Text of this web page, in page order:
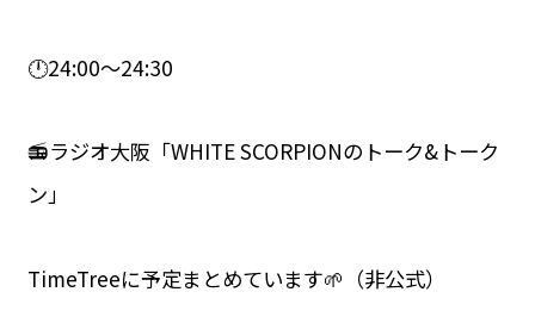
🕛24:00〜24:30
📻ラジオ大阪「WHITE SCORPIONのトーク&トーク
ン」
TimeTreeに予定まとめています🌱（非公式）